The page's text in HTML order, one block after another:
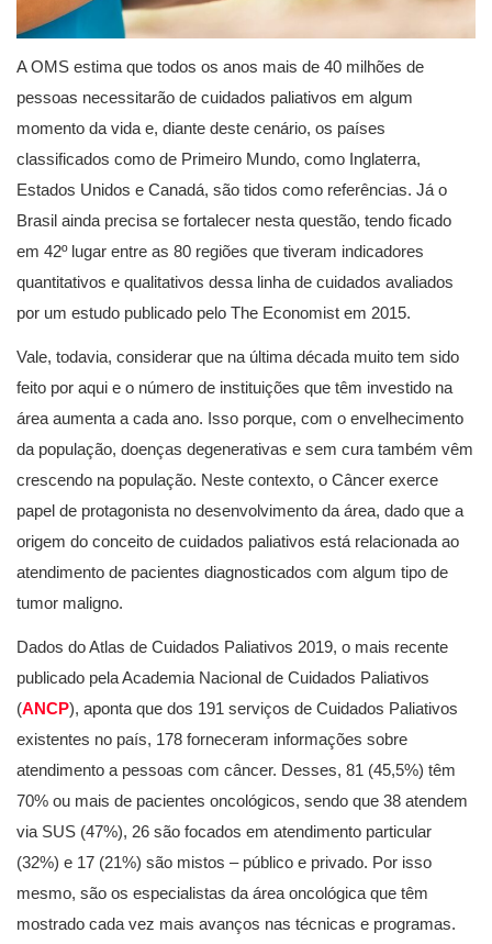
A OMS estima que todos os anos mais de 40 milhões de
pessoas necessitarão de cuidados paliativos em algum
momento da vida e, diante deste cenário, os países
classificados como de Primeiro Mundo, como Inglaterra,
Estados Unidos e Canadá, são tidos como referências. Já o
Brasil ainda precisa se fortalecer nesta questão, tendo ficado
em 42º lugar entre as 80 regiões que tiveram indicadores
quantitativos e qualitativos dessa linha de cuidados avaliados
por um estudo publicado pelo The Economist em 2015.
Vale, todavia, considerar que na última década muito tem sido
feito por aqui e o número de instituições que têm investido na
área aumenta a cada ano. Isso porque, com o envelhecimento
da população, doenças degenerativas e sem cura também vêm
crescendo na população. Neste contexto, o Câncer exerce
papel de protagonista no desenvolvimento da área, dado que a
origem do conceito de cuidados paliativos está relacionada ao
atendimento de pacientes diagnosticados com algum tipo de
tumor maligno.
Dados do Atlas de Cuidados Paliativos 2019, o mais recente
publicado pela Academia Nacional de Cuidados Paliativos
(ANCP), aponta que dos 191 serviços de Cuidados Paliativos
existentes no país, 178 forneceram informações sobre
atendimento a pessoas com câncer. Desses, 81 (45,5%) têm
70% ou mais de pacientes oncológicos, sendo que 38 atendem
via SUS (47%), 26 são focados em atendimento particular
(32%) e 17 (21%) são mistos – público e privado. Por isso
mesmo, são os especialistas da área oncológica que têm
mostrado cada vez mais avanços nas técnicas e programas.